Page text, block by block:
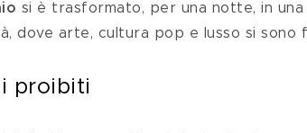
si è trasformato, per una notte, in
dove arte, cultura pop e lusso si sono
proibiti